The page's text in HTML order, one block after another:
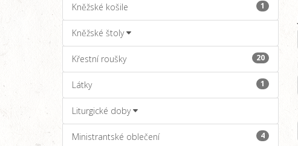
Kněžské košile 1
Kněžské štoly
Křestní roušky 20
Látky 1
Liturgické doby
Ministrantské oblečení 4